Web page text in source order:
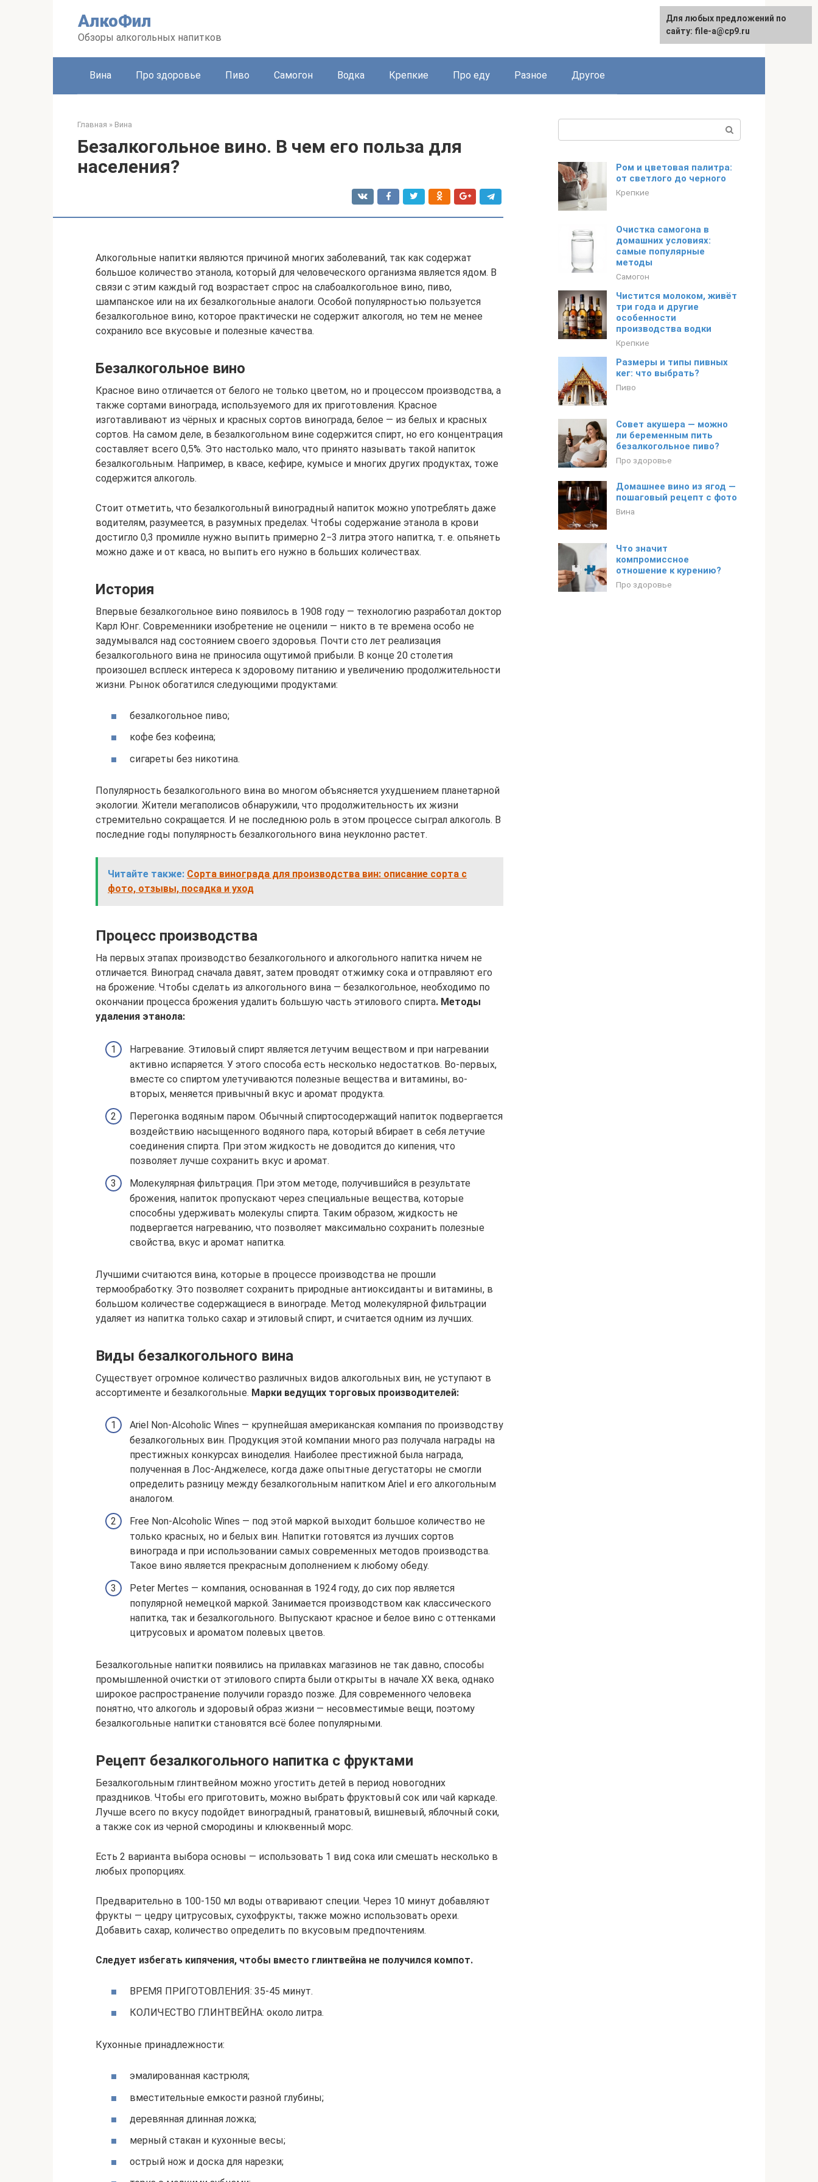
АлкоФил
Обзоры алкогольных напитков
Вина Про здоровье Пиво Самогон Водка Крепкие Про еду Разное Другое
Главная » Вина
Безалкогольное вино. В чем его польза для
населения?
Алкогольные напитки являются причиной многих заболеваний, так как содержат
большое количество этанола, который для человеческого организма является ядом. В
связи с этим каждый год возрастает спрос на слабоалкогольное вино, пиво,
шампанское или на их безалкогольные аналоги. Особой популярностью пользуется
безалкогольное вино, которое практически не содержит алкоголя, но тем не менее
сохранило все вкусовые и полезные качества.
Безалкогольное вино
Красное вино отличается от белого не только цветом, но и процессом производства, а
также сортами винограда, используемого для их приготовления. Красное
изготавливают из чёрных и красных сортов винограда, белое — из белых и красных
сортов. На самом деле, в безалкогольном вине содержится спирт, но его концентрация
составляет всего 0,5%. Это настолько мало, что принято называть такой напиток
безалкогольным. Например, в квасе, кефире, кумысе и многих других продуктах, тоже
содержится алкоголь.
Стоит отметить, что безалкогольный виноградный напиток можно употреблять даже
водителям, разумеется, в разумных пределах. Чтобы содержание этанола в крови
достигло 0,3 промилле нужно выпить примерно 2−3 литра этого напитка, т. е. опьянеть
можно даже и от кваса, но выпить его нужно в больших количествах.
История
Впервые безалкогольное вино появилось в 1908 году — технологию разработал доктор
Карл Юнг. Современники изобретение не оценили — никто в те времена особо не
задумывался над состоянием своего здоровья. Почти сто лет реализация
безалкогольного вина не приносила ощутимой прибыли. В конце 20 столетия
произошел всплеск интереса к здоровому питанию и увеличению продолжительности
жизни. Рынок обогатился следующими продуктами:
безалкогольное пиво;
кофе без кофеина;
сигареты без никотина.
Популярность безалкогольного вина во многом объясняется ухудшением планетарной
экологии. Жители мегаполисов обнаружили, что продолжительность их жизни
стремительно сокращается. И не последнюю роль в этом процессе сыграл алкоголь. В
последние годы популярность безалкогольного вина неуклонно растет.
Читайте также: Сорта винограда для производства вин: описание сорта с
фото, отзывы, посадка и уход
Процесс производства
На первых этапах производство безалкогольного и алкогольного напитка ничем не
отличается. Виноград сначала давят, затем проводят отжимку сока и отправляют его
на брожение. Чтобы сделать из алкогольного вина — безалкогольное, необходимо по
окончании процесса брожения удалить большую часть этилового спирта. Методы
удаления этанола:
Нагревание. Этиловый спирт является летучим веществом и при нагревании
активно испаряется. У этого способа есть несколько недостатков. Во-первых,
вместе со спиртом улетучиваются полезные вещества и витамины, во-
вторых, меняется привычный вкус и аромат продукта.
Перегонка водяным паром. Обычный спиртосодержащий напиток подвергается
воздействию насыщенного водяного пара, который вбирает в себя летучие
соединения спирта. При этом жидкость не доводится до кипения, что
позволяет лучше сохранить вкус и аромат.
Молекулярная фильтрация. При этом методе, получившийся в результате
брожения, напиток пропускают через специальные вещества, которые
способны удерживать молекулы спирта. Таким образом, жидкость не
подвергается нагреванию, что позволяет максимально сохранить полезные
свойства, вкус и аромат напитка.
Лучшими считаются вина, которые в процессе производства не прошли
термообработку. Это позволяет сохранить природные антиоксиданты и витамины, в
большом количестве содержащиеся в винограде. Метод молекулярной фильтрации
удаляет из напитка только сахар и этиловый спирт, и считается одним из лучших.
Виды безалкогольного вина
Существует огромное количество различных видов алкогольных вин, не уступают в
ассортименте и безалкогольные. Марки ведущих торговых производителей:
Ariel Non-Alcoholic Wines — крупнейшая американская компания по производству
безалкогольных вин. Продукция этой компании много раз получала награды на
престижных конкурсах виноделия. Наиболее престижной была награда,
полученная в Лос-Анджелесе, когда даже опытные дегустаторы не смогли
определить разницу между безалкогольным напитком Ariel и его алкогольным
аналогом.
Free Non-Alcoholic Wines — под этой маркой выходит большое количество не
только красных, но и белых вин. Напитки готовятся из лучших сортов
винограда и при использовании самых современных методов производства.
Такое вино является прекрасным дополнением к любому обеду.
Peter Mertes — компания, основанная в 1924 году, до сих пор является
популярной немецкой маркой. Занимается производством как классического
напитка, так и безалкогольного. Выпускают красное и белое вино с оттенками
цитрусовых и ароматом полевых цветов.
Безалкогольные напитки появились на прилавках магазинов не так давно, способы
промышленной очистки от этилового спирта были открыты в начале XX века, однако
широкое распространение получили гораздо позже. Для современного человека
понятно, что алкоголь и здоровый образ жизни — несовместимые вещи, поэтому
безалкогольные напитки становятся всё более популярными.
Рецепт безалкогольного напитка с фруктами
Безалкогольным глинтвейном можно угостить детей в период новогодних
праздников. Чтобы его приготовить, можно выбрать фруктовый сок или чай каркаде.
Лучше всего по вкусу подойдет виноградный, гранатовый, вишневый, яблочный соки,
а также сок из черной смородины и клюквенный морс.
Есть 2 варианта выбора основы — использовать 1 вид сока или смешать несколько в
любых пропорциях.
Предварительно в 100-150 мл воды отваривают специи. Через 10 минут добавляют
фрукты — цедру цитрусовых, сухофрукты, также можно использовать орехи.
Добавить сахар, количество определить по вкусовым предпочтениям.
Следует избегать кипячения, чтобы вместо глинтвейна не получился компот.
ВРЕМЯ ПРИГОТОВЛЕНИЯ: 35-45 минут.
КОЛИЧЕСТВО ГЛИНТВЕЙНА: около литра.
Кухонные принадлежности:
эмалированная кастрюля;
вместительные емкости разной глубины;
деревянная длинная ложка;
мерный стакан и кухонные весы;
острый нож и доска для нарезки;
Ром и цветовая палитра:
от светлого до черного
Крепкие
Очистка самогона в
домашних условиях:
самые популярные
методы
Самогон
Чистится молоком, живёт
три года и другие
особенности
производства водки
Крепкие
Размеры и типы пивных
кег: что выбрать?
Пиво
Совет акушера — можно
ли беременным пить
безалкогольное пиво?
Про здоровье
Домашнее вино из ягод —
пошаговый рецепт с фото
Вина
Что значит
компромиссное
отношение к курению?
Про здоровье
Для любых предложений по
сайту: file-a@cp9.ru